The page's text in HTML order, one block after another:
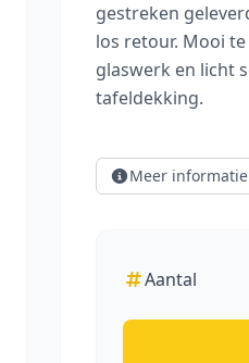
gestreken
los retour. Mooi
glaswerk en licht
tafeldekking.
Meer informatie
Aantal